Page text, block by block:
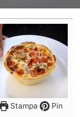
Stampa Pin